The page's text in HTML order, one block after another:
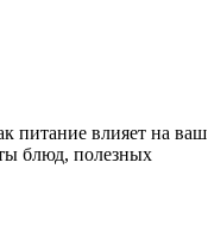
питание влияет на ваш
блюд, полезных